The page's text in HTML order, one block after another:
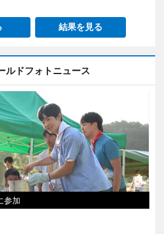
結果を見る
ルドフォトニュース
参加